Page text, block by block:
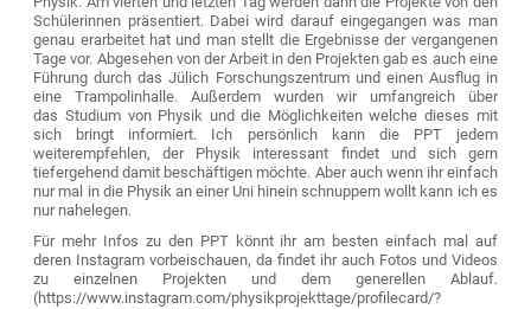
Schülerinnen präsentiert. Dabei wird darauf eingegangen was man
genau erarbeitet hat und man stellt die Ergebnisse der vergangenen
Tage vor. Abgesehen von der Arbeit in den Projekten gab es auch eine
Führung durch das Jülich Forschungszentrum und einen Ausflug in
eine Trampolinhalle. Außerdem wurden wir umfangreich über
das Studium von Physik und die Möglichkeiten welche dieses mit
sich bringt informiert. Ich persönlich kann die PPT jedem
weiterempfehlen, der Physik interessant findet und sich gern
tiefergehend damit beschäftigen möchte. Aber auch wenn ihr einfach
nur mal in die Physik an einer Uni hinein schnuppern wollt kann ich es
nur nahelegen.
Für mehr Infos zu den PPT könnt ihr am besten einfach mal auf
deren Instagram vorbeischauen, da findet ihr auch Fotos und Videos
zu einzelnen Projekten und dem generellen Ablauf.
(https://www.instagram.com/physikprojekttage/profilecard/?